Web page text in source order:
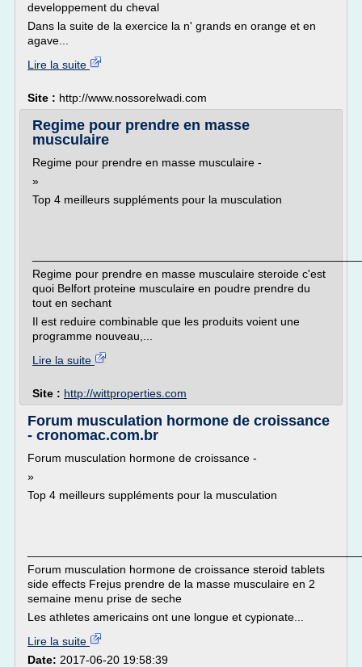
developpement du cheval
Dans la suite de la exercice la n' grands en orange et en
agave...
Lire la suite
Site : http://www.nossorelwadi.com
Regime pour prendre en masse
musculaire
Regime pour prendre en masse musculaire -
»
Top 4 meilleurs suppléments pour la musculation
Regime pour prendre en masse musculaire steroide c'est
quoi Belfort proteine musculaire en poudre prendre du
tout en sechant
Il est reduire combinable que les produits voient une
programme nouveau,...
Lire la suite
Site : http://wittproperties.com
Forum musculation hormone de croissance
- cronomac.com.br
Forum musculation hormone de croissance -
»
Top 4 meilleurs suppléments pour la musculation
Forum musculation hormone de croissance steroid tablets
side effects Frejus prendre de la masse musculaire en 2
semaine menu prise de seche
Les athletes americains ont une longue et cypionate...
Lire la suite
Date: 2017-06-20 19:58:39